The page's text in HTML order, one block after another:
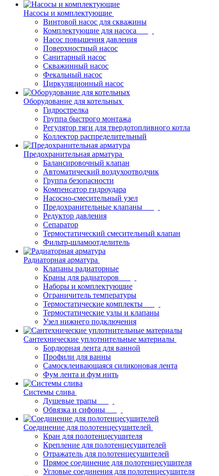
Насосы и комплектующие
Винтовой насос для скважины
Комплектующие для насоса
Насос повышения давления
Поверхностный насос
Санитарный насос
Скважинный насос
Фекальный насос
Циркуляционный насос
Оборудование для котельных
Гидрострелка
Группа быстрого монтажа
Регулятор тяги для твердотопливного котла
Коллектор распределительный
Предохранительная арматура
Балансировочный клапан
Автоматический воздухоотводчик
Группа безопасности
Компенсатор гидроудара
Насосно-смесительный узел
Предохранительные клапаны
Редуктор давления
Сепаратор
Термостатический смесительный клапан
Фильтр-шламоотделитель
Радиаторная арматура
Клапаны радиаторные
Краны для радиаторов
Наборы и комплектующие
Ограничитель температуры
Термостатические комплекты
Термостатические узлы и клапаны
Узел нижнего подключения
Сантехнические уплотнительные материалы
Бордюрная лента для ванной
Профили для ванны
Самосклеивающаяся силиконовая лента
Фум лента и фум нить
Системы слива
Душевые трапы
Обвязка и сифоны
Соединение для полотенцесушителей
Кран для полотенцесушителя
Крепление для полотенцесушителей
Отражатель для полотенцесушителей
Прямое соединение для полотенцесушителя
Угловые соединения для полотенцесушителя